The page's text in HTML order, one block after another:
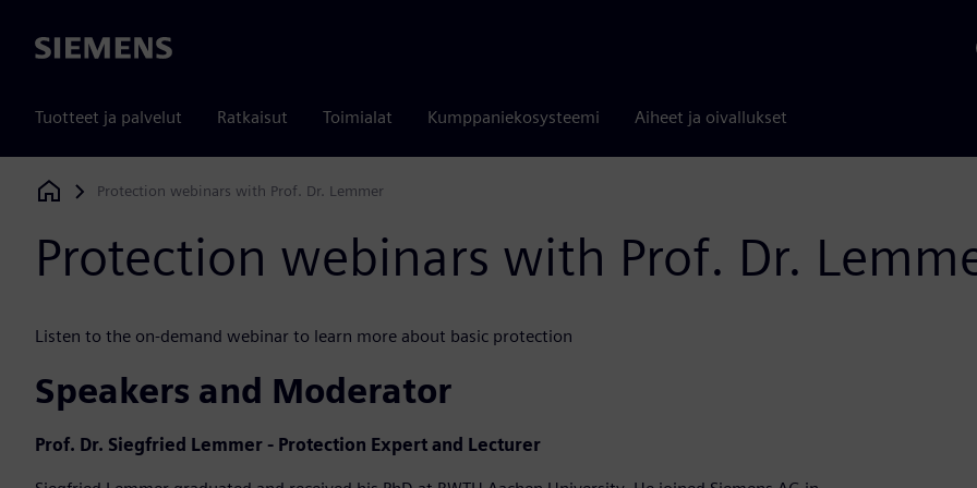
Siemens
Tuotteet ja palvelut Ratkaisut Toimialat Kumppaniekosysteemi Aiheet ja oivallukset
Siemens Digital Industries Software
Protection webinars with Prof. Dr. Lemmer
Protection webinars with Prof. Dr.
Listen to the on-demand webinar to learn more about basic protection
Speakers and Moderator
Prof. Dr. Siegfried Lemmer - Protection Expert and Lecturer